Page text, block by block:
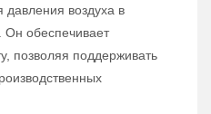
давления воздуха в
обеспечивает
позволяя поддерживать